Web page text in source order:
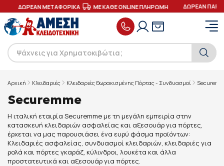
ΔΩΡΕΑΝ ΜΕΤΑΦΟΡΙΚΑ ΜΕ ΚΑΘΕ ONLINE ΠΛΗΡΩΜΗ ΔΩΡΕΑΝ
Αρχική Κλειδαριές Κλειδαριές Θωρακισμένης Πόρτας - Συνδυασμοί
Securemme
Η ιταλική εταιρία Securemme με τη μεγάλη εμπειρία στην
κατασκευή κλειδαριών ασφαλείας και αξεσουάρ για πόρτες,
έρχεται να μας παρουσιάσει ένα ευρύ φάσμα προϊόντων:
Κλειδαριές ασφαλείας, συνδυασμοί κλειδαριών, κλειδαριές για
ρολά και πόρτες γκαράζ, κύλινδροι, λουκέτα και άλλα
προστατευτικά και αξεσουάρ για πόρτες.